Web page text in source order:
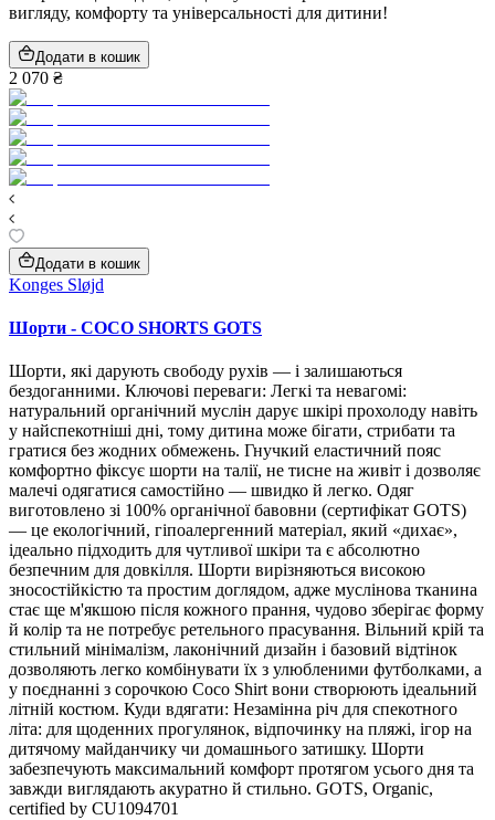
вигляду, комфорту та універсальності для дитини!
Додати в кошик
2 070 ₴
Додати в кошик
Konges Sløjd
Шорти - COCO SHORTS GOTS
Шорти, які дарують свободу рухів — і залишаються
бездоганними. Ключові переваги: Легкі та невагомі:
натуральний органічний муслін дарує шкірі прохолоду навіть
у найспекотніші дні, тому дитина може бігати, стрибати та
гратися без жодних обмежень. Гнучкий еластичний пояс
комфортно фіксує шорти на талії, не тисне на живіт і дозволяє
малечі одягатися самостійно — швидко й легко. Одяг
виготовлено зі 100% органічної бавовни (сертифікат GOTS)
— це екологічний, гіпоалергенний матеріал, який «дихає»,
ідеально підходить для чутливої шкіри та є абсолютно
безпечним для довкілля. Шорти вирізняються високою
зносостійкістю та простим доглядом, адже муслінова тканина
стає ще м'якшою після кожного прання, чудово зберігає форму
й колір та не потребує ретельного прасування. Вільний крій та
стильний мінімалізм, лаконічний дизайн і базовий відтінок
дозволяють легко комбінувати їх з улюбленими футболками, а
у поєднанні з сорочкою Coco Shirt вони створюють ідеальний
літній костюм. Куди вдягати: Незамінна річ для спекотного
літа: для щоденних прогулянок, відпочинку на пляжі, ігор на
дитячому майданчику чи домашнього затишку. Шорти
забезпечують максимальний комфорт протягом усього дня та
завжди виглядають акуратно й стильно. GOTS, Organic,
certified by CU1094701